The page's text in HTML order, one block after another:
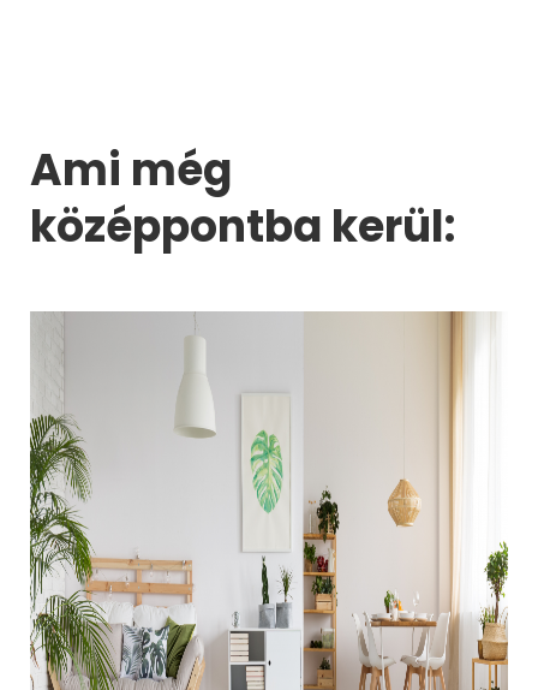
Ami még
középpontba kerül: